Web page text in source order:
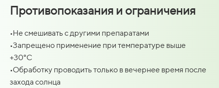
Противопоказания и ограничения
•Не смешивать с другими препаратами
•Запрещено применение при температуре выше
+30°C
•Обработку проводить только в вечернее время после
захода солнца